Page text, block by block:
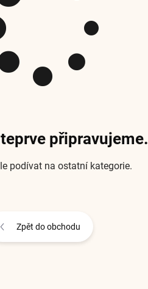
připravujeme.
podívat na ostatní kategorie.
Zpět do obchodu